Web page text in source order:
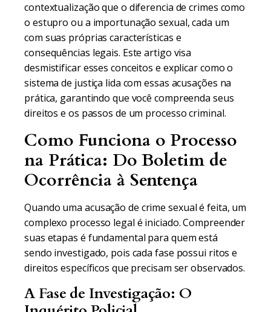
contextualização que o diferencia de crimes como
o estupro ou a importunação sexual, cada um
com suas próprias características e
consequências legais. Este artigo visa
desmistificar esses conceitos e explicar como o
sistema de justiça lida com essas acusações na
prática, garantindo que você compreenda seus
direitos e os passos de um processo criminal.
Como Funciona o Processo
na Prática: Do Boletim de
Ocorrência à Sentença
Quando uma acusação de crime sexual é feita, um
complexo processo legal é iniciado. Compreender
suas etapas é fundamental para quem está
sendo investigado, pois cada fase possui ritos e
direitos específicos que precisam ser observados.
A Fase de Investigação: O